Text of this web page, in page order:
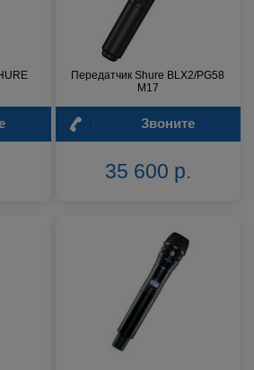
Передатчик Shure BLX2/PG58
M17
Звоните
35 600 р.